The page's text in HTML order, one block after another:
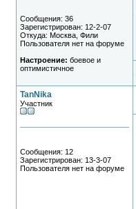
Сообщения: 36
Зарегистрирован: 12-2-07
Откуда: Москва, Фили
Пользователя нет на форуме
Настроение: боевое и
оптимистичное
TanNika
Участник
Сообщения: 12
Зарегистрирован: 13-3-07
Пользователя нет на форуме